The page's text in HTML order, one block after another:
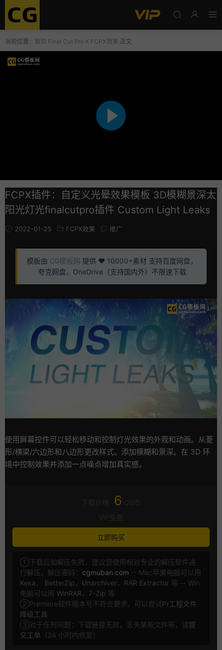
当前位置： 首页 Final Cut Pro X FCPX效果 正文
FCPX插件：自定义光晕效果模板 3D模糊景深太
阳光灯光finalcutpro插件 Custom Light Leaks
2022-01-25 FCPX效果 推广
模板由 CG模板网 提供 ❤️ 10000+素材 支持百度网盘，
夸克网盘，OneDrive（支持国内外）不限速下载
使用屏幕控件可以轻松移动和控制灯光效果的外观和动画。从菱
形/横梁/六边形和八边形更改样式。添加模糊和景深。在 3D 环
境中控制效果并添加一点噪点增加真实感。
6
立即购买
①下载后如解压失败，建议您使用相对专业的解压软件进
行解压，解压密码： cgmuban.com -- Mac苹果电脑可以用
Keka ， BetterZip ， Unarchiver， RAR Extractor 等 -- Win
电脑可以用 WinRAR ， 7-Zip 等
②Premiere软件版本号不符合要求，可以尝试Pr工程文件
降级工具
③对于任何问题：下载链接无效，丢失某些文件等，请提
交工单 （24 小时内修复）